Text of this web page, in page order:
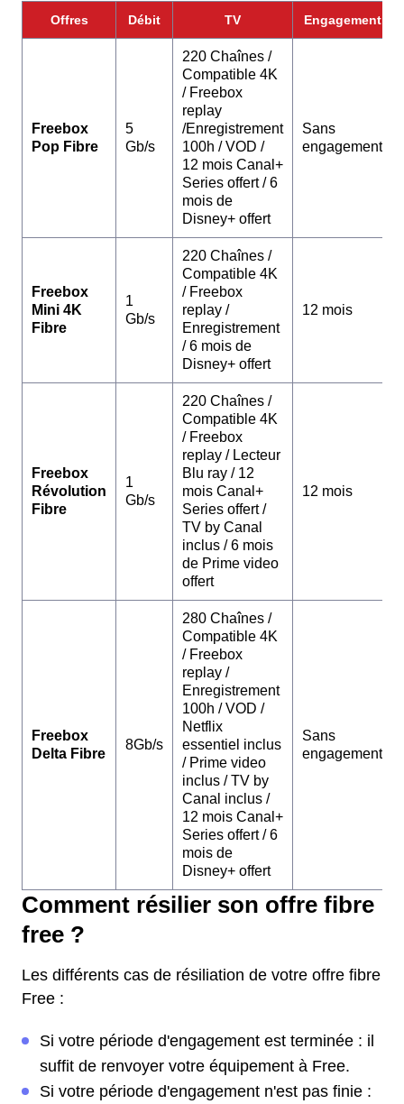
Offres Débit TV Engagement
Freebox
Pop Fibre
5
Gb/s
220 Chaînes /
Compatible 4K
/ Freebox
replay
/Enregistrement
100h / VOD /
12 mois Canal+
Series offert / 6
mois de
Disney+ offert
Sans
engagement
Freebox
Mini 4K
Fibre
1
Gb/s
220 Chaînes /
Compatible 4K
/ Freebox
replay /
Enregistrement
/ 6 mois de
Disney+ offert
12 mois
Freebox
Révolution
Fibre
1
Gb/s
220 Chaînes /
Compatible 4K
/ Freebox
replay / Lecteur
Blu ray / 12
mois Canal+
Series offert /
TV by Canal
inclus / 6 mois
de Prime video
offert
12 mois
Freebox
Delta Fibre
8Gb/s
280 Chaînes /
Compatible 4K
/ Freebox
replay /
Enregistrement
100h / VOD /
Netflix
essentiel inclus
/ Prime video
inclus / TV by
Canal inclus /
12 mois Canal+
Series offert / 6
mois de
Disney+ offert
Sans
engagement
Comment résilier son offre fibre
free ?
Les différents cas de résiliation de votre offre fibre
Free :
Si votre période d'engagement est terminée : il
suffit de renvoyer votre équipement à Free.
Si votre période d'engagement n'est pas finie :